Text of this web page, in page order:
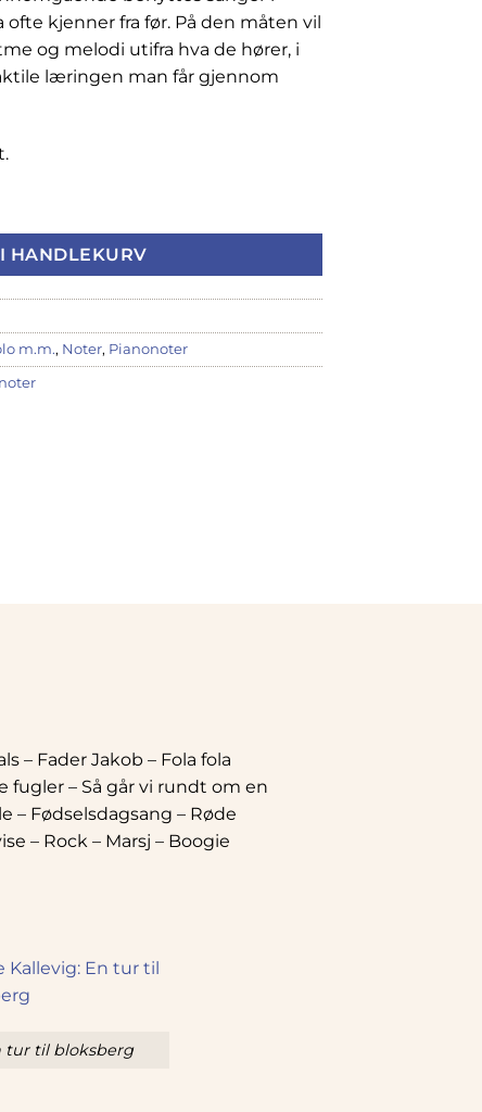
kjenner fra før. På den måten vil
og melodi utifra hva de hører, i
læringen man får gjennom
antall
HANDLEKURV
m.m., Noter, Pianonoter
– Fader Jakob – Fola fola
fugler – Så går vi rundt om en
– Fødselsdagsang – Røde
– Rock – Marsj – Boogie
tur til bloksberg